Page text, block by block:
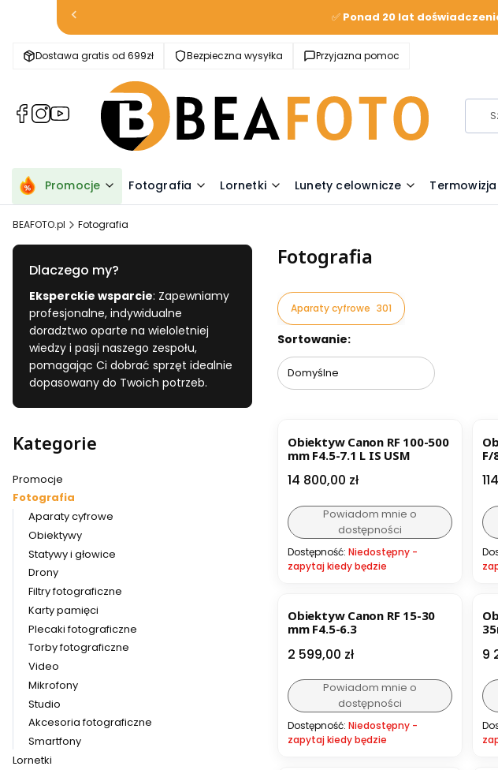
✅ Ponad 20 lat
Dostawa gratis od 699zł Bezpieczna wysyłka Przyjazna pomoc
(Otwiera
karcie)
(Otwiera
karcie)
(Otwiera
karcie)
Promocje Fotografia Lornetki Lunety celownicze Termowizja
BEAFOTO.pl Fotografia
Dlaczego my?
Eksperckie wsparcie: Zapewniamy
profesjonalne, indywidualne
doradztwo oparte na wieloletniej
wiedzy i pasji naszego zespołu,
pomagając Ci dobrać sprzęt idealnie
dopasowany do Twoich potrzeb.
Kategorie
Promocje
Fotografia
Aparaty cyfrowe
Obiektywy
Statywy i głowice
Drony
Filtry fotograficzne
Karty pamięci
Plecaki fotograficzne
Torby fotograficzne
Video
Mikrofony
Studio
Akcesoria fotograficzne
Smartfony
Lornetki
Fotografia
Aparaty cyfrowe 301
Lista produktów
Sortowanie:
Domyślne
Obiektyw Canon RF 100-500
mm F4.5-7.1 L IS USM
Cena
14 800,00 zł
Powiadom mnie o
dostępności
Dostępność: Niedostępny -
zapytaj kiedy będzie
F/
Obiektyw Canon RF 15-30
mm F4.5-6.3
Cena
2 599,00 zł
Powiadom mnie o
dostępności
Dostępność: Niedostępny -
zapytaj kiedy będzie
9